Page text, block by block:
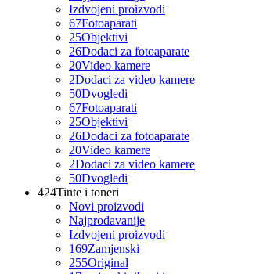
Izdvojeni proizvodi
67Fotoaparati
25Objektivi
26Dodaci za fotoaparate
20Video kamere
2Dodaci za video kamere
50Dvogledi
67Fotoaparati
25Objektivi
26Dodaci za fotoaparate
20Video kamere
2Dodaci za video kamere
50Dvogledi
424Tinte i toneri
Novi proizvodi
Najprodavanije
Izdvojeni proizvodi
169Zamjenski
255Original